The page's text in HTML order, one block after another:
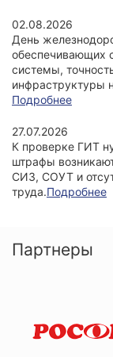
02.08.2026
День
обеспечивающих
системы,
инфраструктуры
Подробнее
27.07.2026
К проверке ГИТ
штрафы
СИЗ, СОУТ и
труда.Подробнее
Партнеры